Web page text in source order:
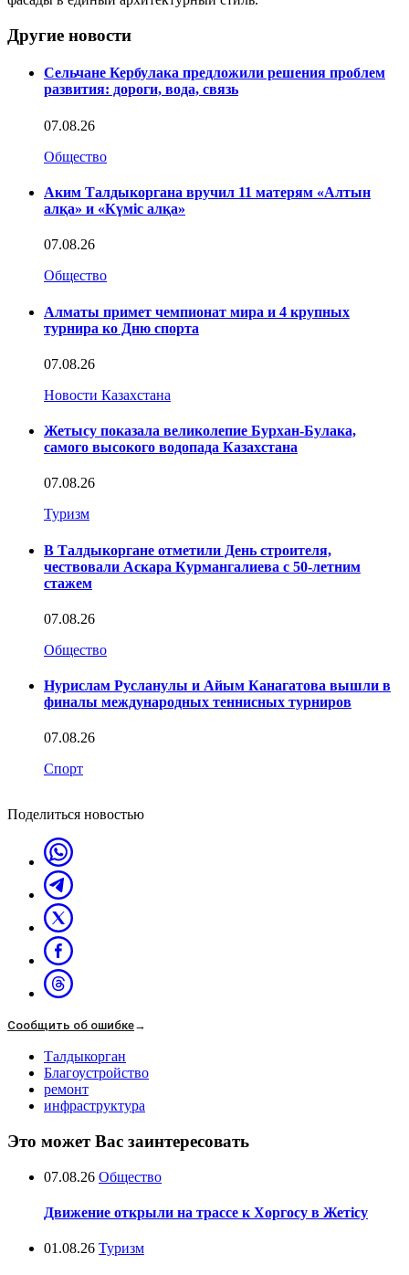
Другие новости
Сельчане Кербулака предложили решения проблем
развития: дороги, вода, связь
07.08.26
Общество
Аким Талдыкоргана вручил 11 матерям «Алтын
алқа» и «Күміс алқа»
07.08.26
Общество
Алматы примет чемпионат мира и 4 крупных
турнира ко Дню спорта
07.08.26
Новости Казахстана
Жетысу показала великолепие Бурхан-Булака,
самого высокого водопада Казахстана
07.08.26
Туризм
В Талдыкоргане отметили День строителя,
чествовали Аскара Курмангалиева с 50-летним
стажем
07.08.26
Общество
Нурислам Русланулы и Айым Канагатова вышли в
финалы международных теннисных турниров
07.08.26
Спорт
Поделиться новостью
Сообщить об ошибке→
Талдыкорган
Благоустройство
ремонт
инфраструктура
Это может Вас заинтересовать
07.08.26 Общество
Движение открыли на трассе к Хоргосу в Жетісу
01.08.26 Туризм